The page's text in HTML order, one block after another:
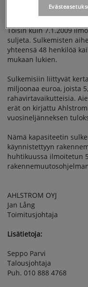
huonon kannattavuuden
Toisin kuin 7.1.2009
suljeta. Sulkemisten
yhteensä 48 henkilöä
mukaan lukien.
Sulkemisiin liittyvät
miljoonaa euroa, joista
rahavirtavaikutteisia.
erät on kirjattu
vuosineljänneksen
Nämä kapasiteetin
käynnistettyyn
huhtikuussa ilmoitetun
AHLSTROM OYJ
Jan Lång
Toimitusjohtaja
Lisätietoja:
Seppo Parvi
Talousjohtaja
Puh. 010 888 4768